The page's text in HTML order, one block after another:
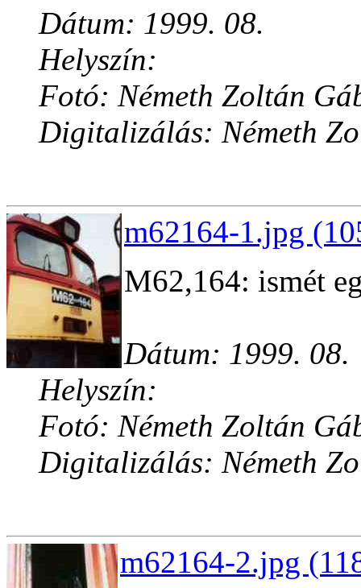
Dátum: 1999. 08.
Helyszín:
Fotó: Németh Zoltán
Digitalizálás: Németh
m62164-1.jpg
M62,164: ismét
Dátum: 1999. 08.
Helyszín:
Fotó: Németh Zoltán
Digitalizálás: Németh
m62164-2.jpg